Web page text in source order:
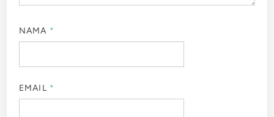
NAMA *
EMAIL *